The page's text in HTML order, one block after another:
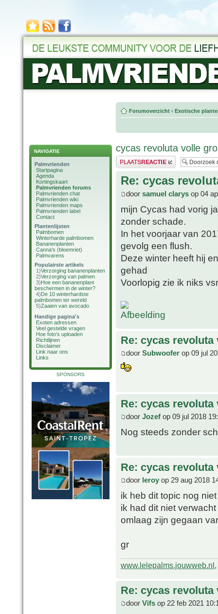
NAVIGATIE
Palmvrienden
Startpagina
Agenda
Kortingskaart
Palmvrienden forums
Palmvrienden chat
Palmvrienden wiki
Palmvrienden maps
Palmvrienden label
Contact
Plantenlijsten
Palmbomen
Winterharde palmbomen
Bananenplanten
Canna's (bloemriet)
Palmvarens
Populairste artikels
1)Verzorging bananenplanten
2)Verzorging van palmen
3)Hoe een bananenplant
beschermen in de winter?
4)De 10 winterhardste
palmbomen ter wereld
5)Zaaien van avocado
Handige pagina's
Exoten adressen
Veel gestelde vragen
Hoe foto's uploaden
Richtlijnen
Disclaimer
Link naar ons
Links
SPONSORS
Forumoverzicht ‹ Exotische
cycas revoluta volle
Plaats een reactie
Re: cycas
door samuel clarys op 04
mijn Cycas had vorig
zonder schade.
In het voorjaar van
gevolg een flush.
Deze winter heeft hij
gehad
Voorlopig zie ik niks
Re: cycas revoluta
door Subwoofer op 09 jul
Re: cycas revoluta
door Jozef op 09 jul 2018
Nog steeds zonder
Re: cycas revoluta
door leroy op 29 aug 2018
ik heb dit topic nog
ik had dit niet
omlaag zijn gegaan
gr
www.lelepalms.jouwweb.nl
Re: cycas revoluta
door Vifs op 22 feb 2021